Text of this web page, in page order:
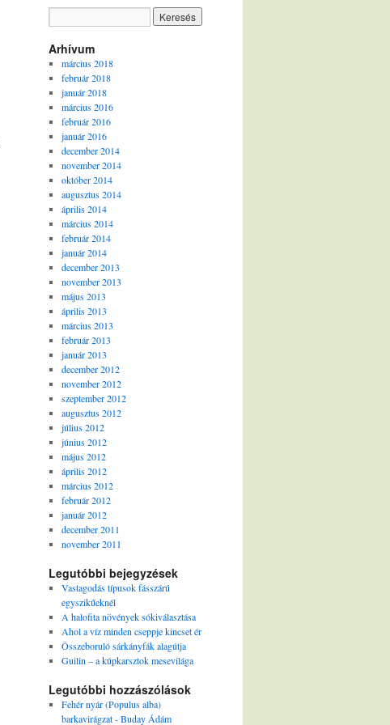
Arhívum
március 2018
február 2018
január 2018
március 2016
február 2016
január 2016
december 2014
november 2014
október 2014
augusztus 2014
április 2014
március 2014
február 2014
január 2014
december 2013
november 2013
május 2013
április 2013
március 2013
február 2013
január 2013
december 2012
november 2012
szeptember 2012
augusztus 2012
július 2012
június 2012
május 2012
április 2012
március 2012
február 2012
január 2012
december 2011
november 2011
Legutóbbi bejegyzések
Vastagodás típusok fásszárú
egyszikűeknél
A halofita növények sókiválasztása
Ahol a víz minden cseppje kincset ér
Összeboruló sárkányfák alagútja
Guilin – a kúpkarsztok mesevilága
Legutóbbi hozzászólások
Fehér nyár (Populus alba)
barkavirágzat - Buday Ádám